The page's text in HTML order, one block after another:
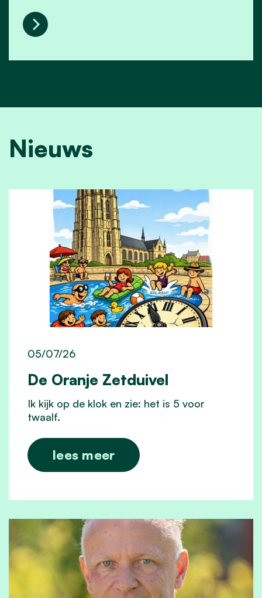
Masterplan Geerdegemvaart 2030
Nieuws
De Oranje Zetduivel
05/07/26
Ik kijk op de klok en zie: het is 5 voor
twaalf.
lees meer